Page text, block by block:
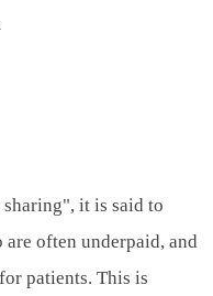
it is said to
often underpaid, and
patients. This is